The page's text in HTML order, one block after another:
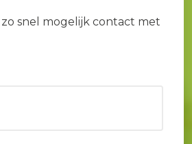
snel mogelijk contact met